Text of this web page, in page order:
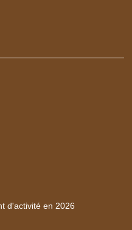
d'activité en 2026